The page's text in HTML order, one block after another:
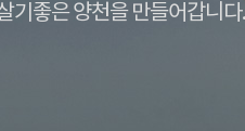
기좋은 양천을 만들어갑니